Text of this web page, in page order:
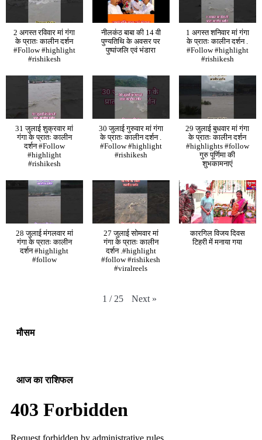
2 अगस्त रविवार मां गंगा
के प्रातः कालीन दर्शन
#Follow #highlight
#rishikesh
नीलकंठ बाबा की 14 वी
पुण्यतिथि के अवसर पर
पुष्पांजलि एवं भंडारा
1 अगस्त शनिवार मां गंगा
के प्रातः कालीन दर्शन .
#Follow #highlight
#rishikesh
31 जुलाई शुक्रवार मां
गंगा के प्रातः कालीन
दर्शन #Follow
#highlight
#rishikesh
30 जुलाई गुरुवार मां गंगा
के प्रातः कालीन दर्शन .
#Follow #highlight
#rishikesh
29 जुलाई बुधवार मां गंगा
के प्रातः कालीन दर्शन
#highlights #follow
गुरु पूर्णिमा की
शुभकामनाएं
28 जुलाई मंगलवार मां
गंगा के प्रातः कालीन
दर्शन #highlight
#follow
27 जुलाई सोमवार मां
गंगा के प्रातः कालीन
दर्शन .#highlight
#follow #rishikesh
#viralreels
कारगिल विजय दिवस
टिहरी में मनाया गया
1 / 25 Next »
मौसम
आज का राशिफल